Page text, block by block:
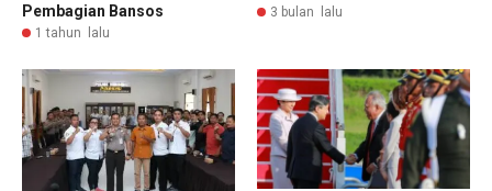
Pembagian Bansos
1 tahun lalu
3 bulan lalu